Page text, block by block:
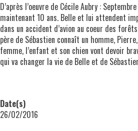
D’après l’oeuvre de Cécile Aubry :
maintenant 10 ans. Belle et lui attendent
dans un accident d’avion au coeur des
père de Sébastien connaît un homme,
femme, l’enfant et son chien vont devoir
qui va changer la vie de Belle et de
Date(s)
26/02/2016